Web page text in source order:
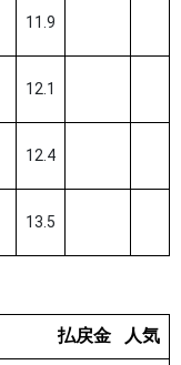
11.9
12.1
12.4
13.5
払戻金 人気